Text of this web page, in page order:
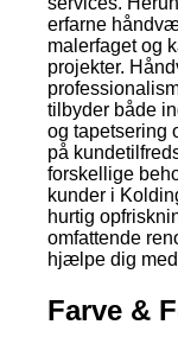
erfarne
malerfaget og
projekter.
tilbyder både
og tapetsering
på
forskellige
kunder i
hurtig
omfattende
hjælpe dig
Farve &